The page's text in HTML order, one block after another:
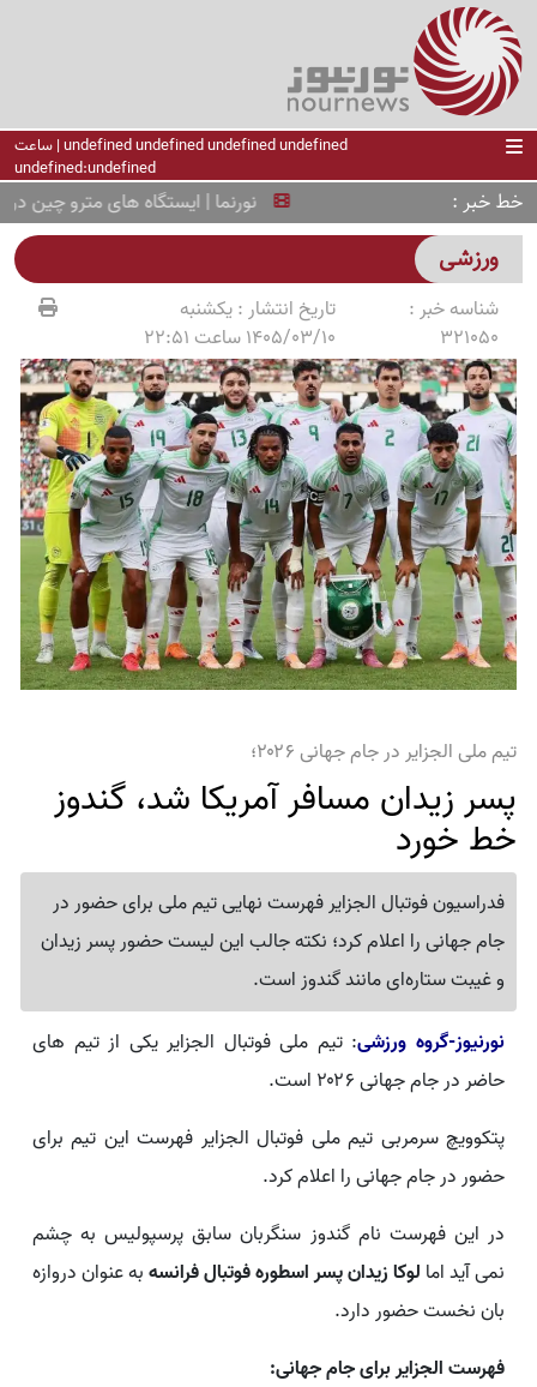
undefined undefined undefined undefined | ساعت
undefined:undefined
خط خبر نورنما | ایستگاه های مترو چین در
ورزشی
شناسه خبر :
321050
تاریخ انتشار :یکشنبه
1405/03/10 ساعت 22:51
تیم ملی الجزایر در جام جهانی ۲۰۲۶؛
پسر زیدان مسافر آمریکا شد، گندوز
خط خورد
فدراسیون فوتبال الجزایر فهرست نهایی تیم ملی برای حضور در
جام جهانی را اعلام کرد؛ نکته جالب این لیست حضور پسر زیدان
و غیبت ستاره‌ای مانند گندوز است.
نورنیوز-گروه ورزشی: تیم ملی فوتبال الجزایر یکی از تیم های
حاضر در جام جهانی ۲۰۲۶ است.
پتکوویچ سرمربی تیم ملی فوتبال الجزایر فهرست این تیم برای
حضور در جام جهانی را اعلام کرد.
در این فهرست نام گندوز سنگربان سابق پرسپولیس به چشم
نمی آید اما لوکا زیدان پسر اسطوره فوتبال فرانسهبه عنوان دروازه
بان نخست حضور دارد.
فهرست الجزایر برای جام جهانی: